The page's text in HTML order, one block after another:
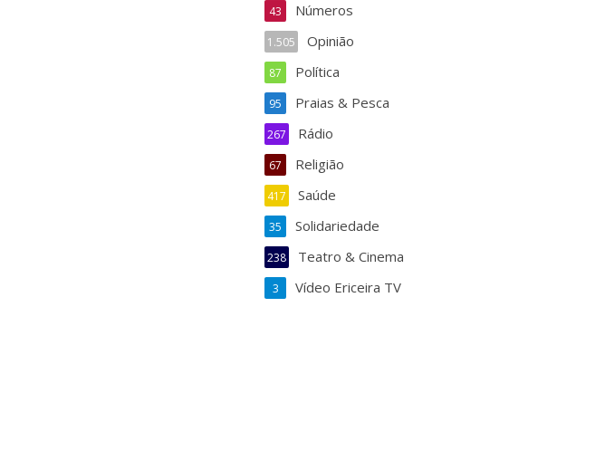
Números
43
Opinião
1.505
Política
87
Praias & Pesca
95
Rádio
267
Religião
67
Saúde
417
Solidariedade
35
Teatro & Cinema
238
Vídeo Ericeira TV
3